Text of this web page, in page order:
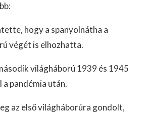
hogy a spanyolnátha a
végét is elhozhatta.
világháború 1939 és 1945
pandémia után.
az első világháborúra gondolt,